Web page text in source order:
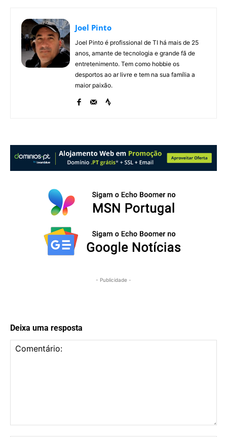
Joel Pinto
Joel Pinto é profissional de TI há mais de 25
anos, amante de tecnologia e grande fã de
entretenimento. Tem como hobbie os
desportos ao ar livre e tem na sua família a
maior paixão.
- Publicidade -
Deixa uma resposta